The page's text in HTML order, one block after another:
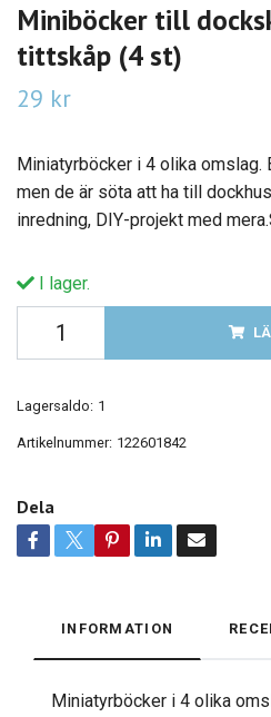
Miniböcker till
tittskåp (4 st)
29 kr
Miniatyrböcker i 4 olika omslag.
men de är söta att ha till
inredning, DIY-projekt med
I lager.
Lagersaldo: 1
Artikelnummer: 122601842
Dela
INFORMATION
Miniatyrböcker i 4 olika